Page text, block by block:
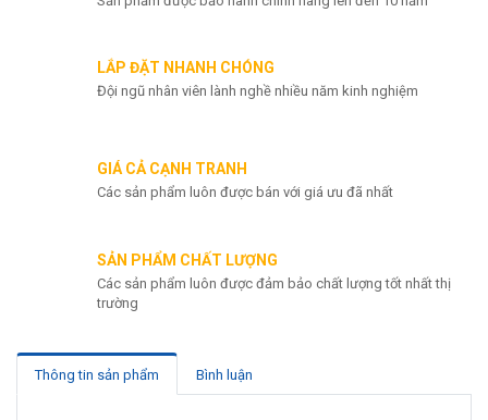
LẮP ĐẶT NHANH CHÓNG
Đội ngũ nhân viên lành nghề nhiều năm kinh nghiệm
GIÁ CẢ CẠNH TRANH
Các sản phẩm luôn được bán với giá ưu đã nhất
SẢN PHẨM CHẤT LƯỢNG
Các sản phẩm luôn được đảm bảo chất lượng tốt nhất thị
trường
Thông tin sản phẩm Bình luận